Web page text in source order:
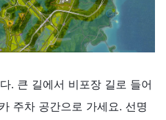
. 큰 길에서 비포장 길로 들어
주차 공간으로 가세요. 선명